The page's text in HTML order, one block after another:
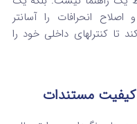
انحرافات را آسانتر
تا کنترلهای داخلی خود را
مستندات